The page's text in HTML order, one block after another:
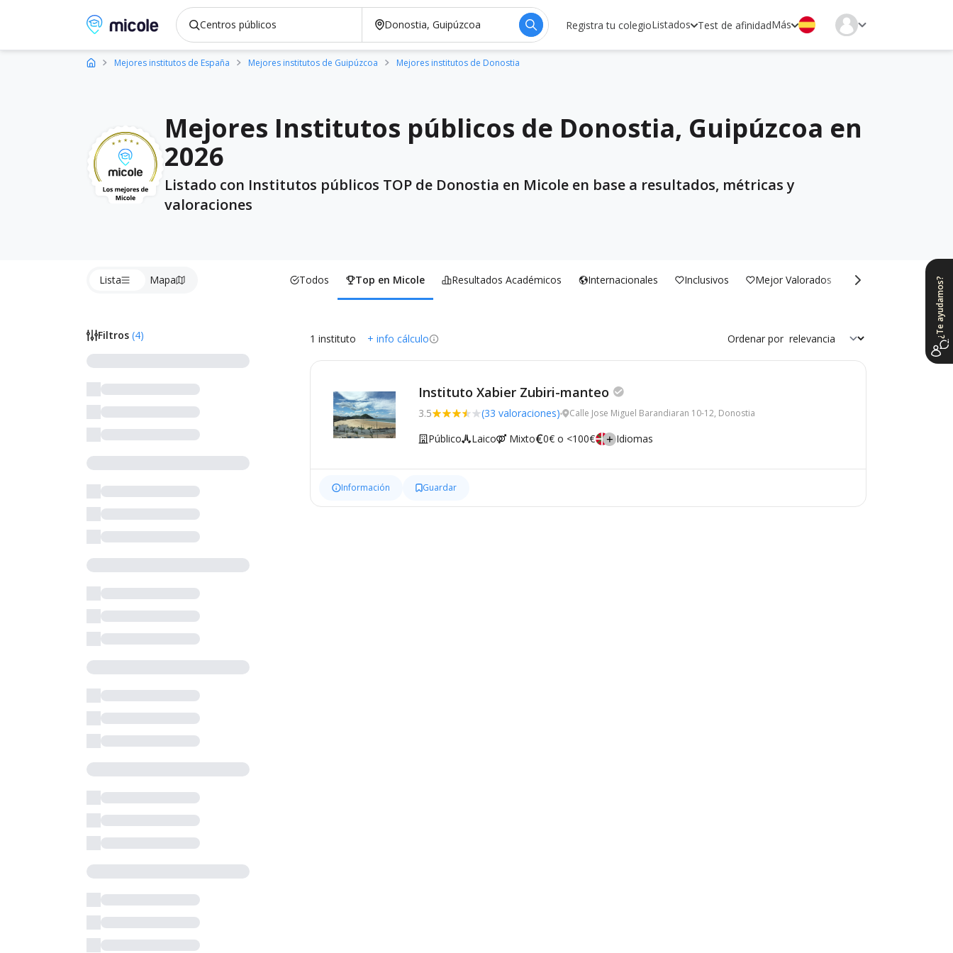
Micole, buscador de colegios Registra tu colegioListados Test de afinidadMás
Mejores institutos de España Mejores institutos de Guipúzcoa Mejores institutos de Donostia
Mejores Institutos públicos de Donostia, Guipúzcoa en
2026
Listado con Institutos públicos TOP de Donostia en Micole en base a resultados, métricas y
valoraciones
Lista Mapa Todos Top en Micole Resultados Académicos Internacionales Inclusivos Mejor Valorados
Filtros (4) 1 instituto + info cálculo Ordenar por
Instituto Xabier Zubiri-manteo
3.5 (33 valoraciones) Calle Jose Miguel Barandiaran 10-12, Donostia
Público Laico Mixto 0€ o <100€ Idiomas
Información Guardar
¿Te ayudamos?